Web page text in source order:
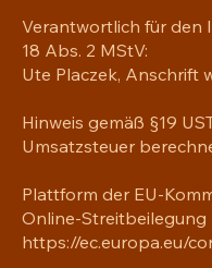
Verantwortlich für den
18 Abs. 2 MStV:
Ute Placzek, Anschrift
Hinweis gemäß §19
Umsatzsteuer
Plattform der EU-
Online-Streitbeilegung
https://ec.europa.eu/